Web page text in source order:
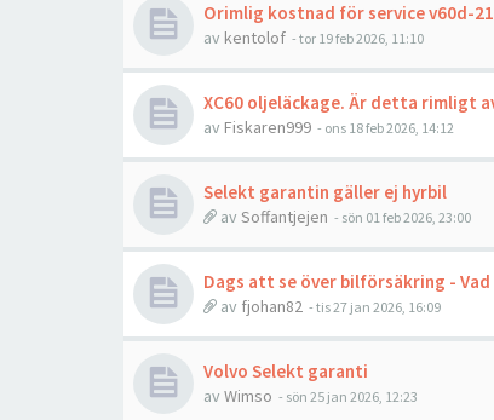
Orimlig kostnad för service v60d-
av kentolof - tor 19 feb 2026, 11:10
XC60 oljeläckage. Är detta rimligt
av Fiskaren999 - ons 18 feb 2026, 14:12
Selekt garantin gäller ej hyrbil
av Soffantjejen - sön 01 feb 2026, 23:00
Dags att se över bilförsäkring - Vad
av fjohan82 - tis 27 jan 2026, 16:09
Volvo Selekt garanti
av Wimso - sön 25 jan 2026, 12:23